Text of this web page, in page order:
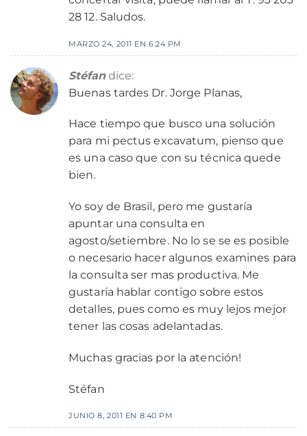
28 12. Saludos.
MARZO 24, 2011 EN 6:24 PM
Stéfan dice:
Buenas tardes Dr. Jorge Planas,
Hace tiempo que busco una solución
para mi pectus excavatum, pienso que
es una caso que con su técnica quede
bien.
Yo soy de Brasil, pero me gustaría
apuntar una consulta en
agosto/setiembre. No lo se se es posible
o necesario hacer algunos examines para
la consulta ser mas productiva. Me
gustaría hablar contigo sobre estos
detalles, pues como es muy lejos mejor
tener las cosas adelantadas.
Muchas gracias por la atención!
Stéfan
JUNIO 8, 2011 EN 8:40 PM